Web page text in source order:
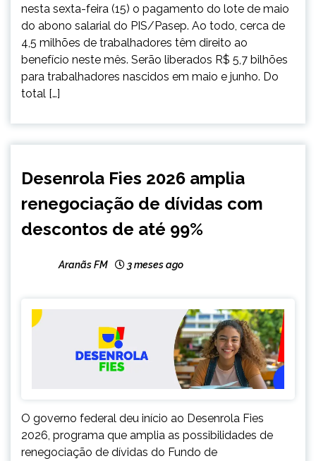
nesta sexta-feira (15) o pagamento do lote de maio
do abono salarial do PIS/Pasep. Ao todo, cerca de
4,5 milhões de trabalhadores têm direito ao
benefício neste mês. Serão liberados R$ 5,7 bilhões
para trabalhadores nascidos em maio e junho. Do
total […]
NOTÍCIAS
Desenrola Fies 2026 amplia
renegociação de dívidas com
descontos de até 99%
Aranãs FM 3 meses ago
O governo federal deu início ao Desenrola Fies
2026, programa que amplia as possibilidades de
renegociação de dívidas do Fundo de